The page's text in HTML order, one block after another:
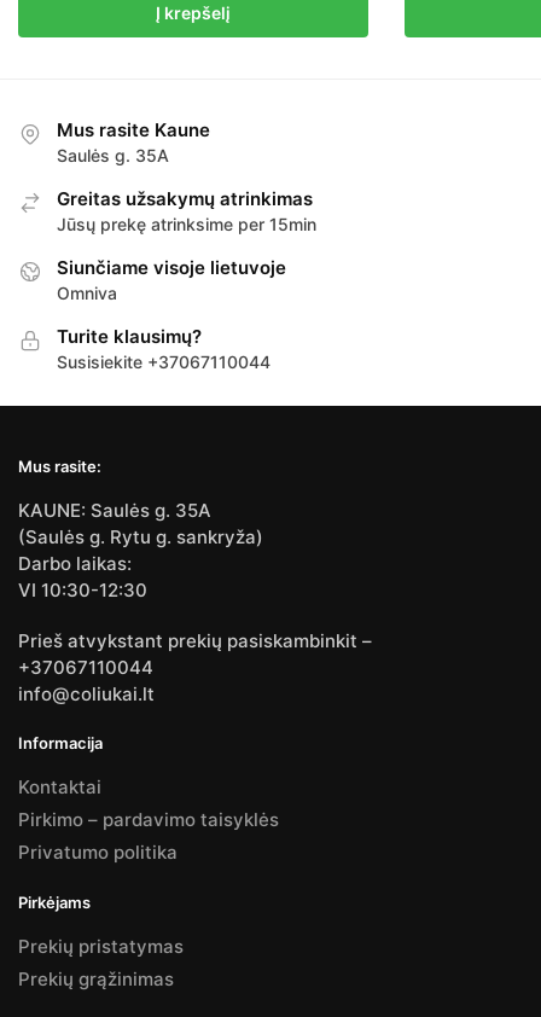
Į krepšelį
Mus rasite Kaune
Saulės g. 35A
Greitas užsakymų atrinkimas
Jūsų prekę atrinksime per 15min
Siunčiame visoje lietuvoje
Omniva
Turite klausimų?
Susisiekite +37067110044
Mus rasite:
KAUNE: Saulės g. 35A
(Saulės g. Rytu g. sankryža)
Darbo laikas:
VI 10:30-12:30
Prieš atvykstant prekių pasiskambinkit –
+37067110044
info@coliukai.lt
Informacija
Kontaktai
Pirkimo – pardavimo taisyklės
Privatumo politika
Pirkėjams
Prekių pristatymas
Prekių grąžinimas